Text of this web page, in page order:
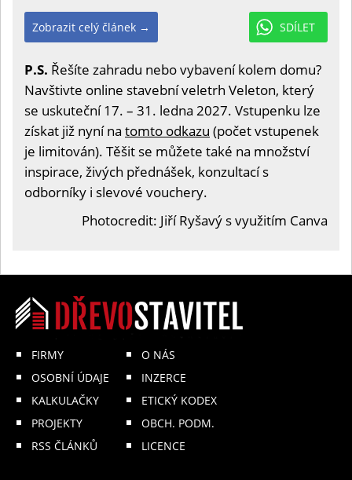
SDÍLET
Zobrazit celý článek →
P.S. Řešíte zahradu nebo vybavení kolem domu?
Navštivte online stavební veletrh Veleton, který
se uskuteční 17. – 31. ledna 2027. Vstupenku lze
získat již nyní na tomto odkazu (počet vstupenek
je limitován). Těšit se můžete také na množství
inspirace, živých přednášek, konzultací s
odborníky i slevové vouchery.
Photocredit: Jiří Ryšavý s využitím Canva
FIRMY
OSOBNÍ ÚDAJE
KALKULAČKY
PROJEKTY
RSS ČLÁNKŮ
O NÁS
INZERCE
ETICKÝ KODEX
OBCH. PODM.
LICENCE